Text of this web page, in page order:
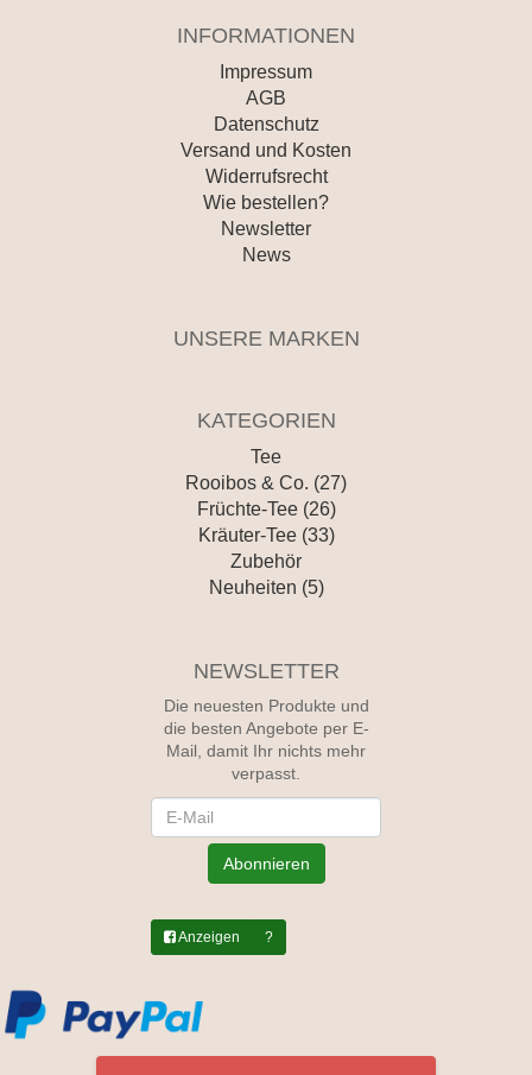
INFORMATIONEN
Impressum
AGB
Datenschutz
Versand und Kosten
Widerrufsrecht
Wie bestellen?
Newsletter
News
UNSERE MARKEN
KATEGORIEN
Tee
Rooibos & Co. (27)
Früchte-Tee (26)
Kräuter-Tee (33)
Zubehör
Neuheiten (5)
NEWSLETTER
Die neuesten Produkte und
die besten Angebote per E-
Mail, damit Ihr nichts mehr
verpasst.
Abonnieren
Anzeigen ?